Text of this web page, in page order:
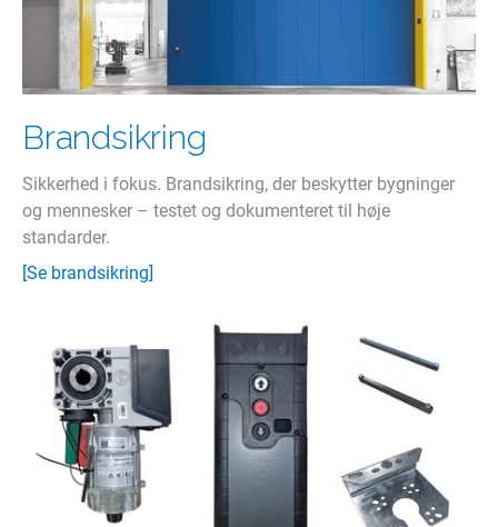
Brandsikring
Sikkerhed i fokus. Brandsikring, der beskytter bygninger
og mennesker – testet og dokumenteret til høje
standarder.
[Se brandsikring]